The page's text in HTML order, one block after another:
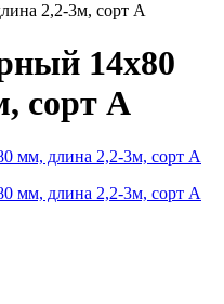
2,2-3м, сорт A
14х80
сорт A